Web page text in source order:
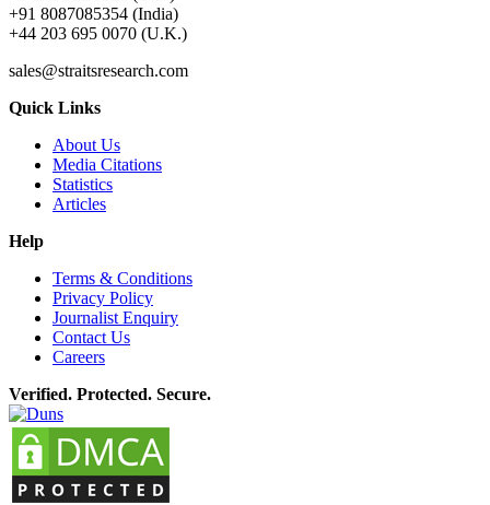
+91 8087085354 (India)
+44 203 695 0070 (U.K.)
sales@straitsresearch.com
Quick Links
About Us
Media Citations
Statistics
Articles
Help
Terms & Conditions
Privacy Policy
Journalist Enquiry
Contact Us
Careers
Verified. Protected. Secure.